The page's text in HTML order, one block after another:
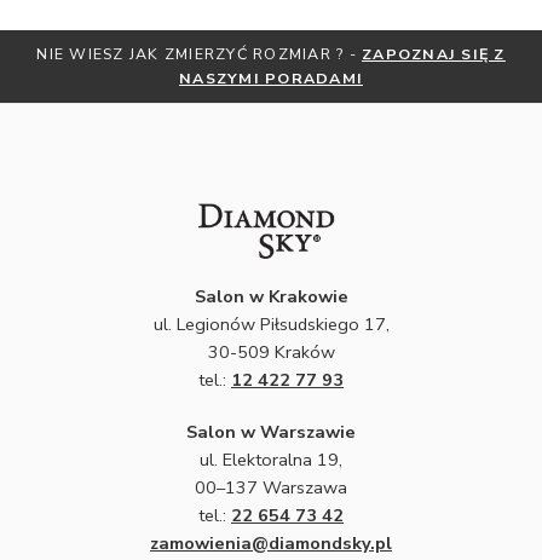
NIE WIESZ JAK ZMIERZYĆ ROZMIAR ? - ZAPOZNAJ SIĘ Z
NASZYMI PORADAMI
Salon w Krakowie
ul. Legionów Piłsudskiego 17,
30-509 Kraków
tel.: 12 422 77 93
Salon w Warszawie
ul. Elektoralna 19,
00–137 Warszawa
tel.: 22 654 73 42
zamowienia@diamondsky.pl